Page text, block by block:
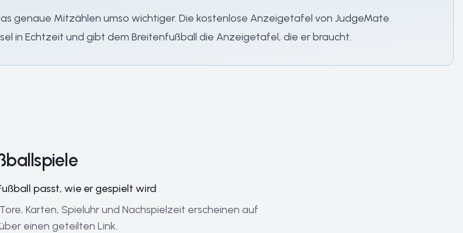
genaue Mitzählen umso wichtiger. Die kostenlose Anzeigetafel von JudgeMate
in Echtzeit und gibt dem Breitenfußball die Anzeigetafel, die er braucht.
passt, wie er gespielt wird
Karten, Spieluhr und Nachspielzeit erscheinen auf
einen geteilten Link.